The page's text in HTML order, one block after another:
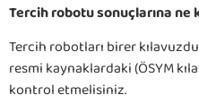
Tercih robotu sonuçlarına
Tercih robotları birer
resmi kaynaklardaki (ÖSYM
kontrol etmelisiniz.